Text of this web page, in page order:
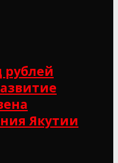
рублей
Якутии